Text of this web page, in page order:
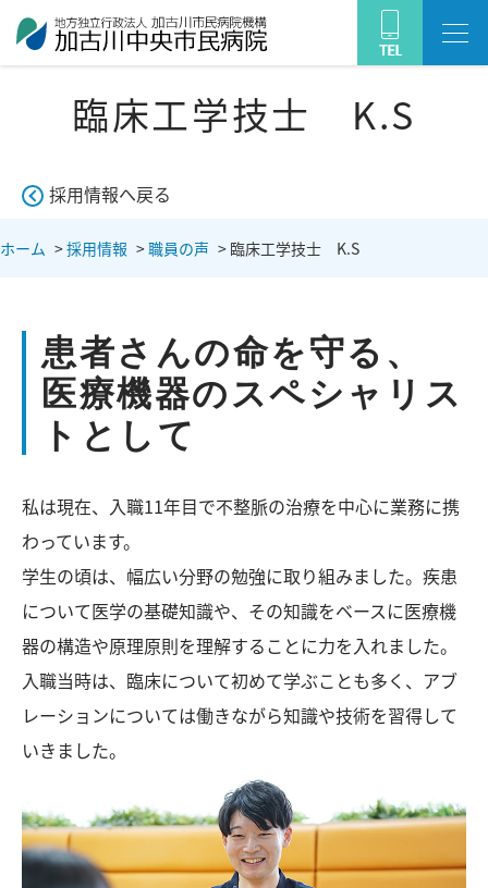
臨床工学技士 K.S
採用情報へ戻る
ホーム >採用情報 >職員の声 > 臨床工学技士 K.S
患者さんの命を守る、
医療機器のスペシャリス
トとして
私は現在、入職11年目で不整脈の治療を中心に業務に携
わっています。
学生の頃は、幅広い分野の勉強に取り組みました。疾患
について医学の基礎知識や、その知識をベースに医療機
器の構造や原理原則を理解することに力を入れました。
入職当時は、臨床について初めて学ぶことも多く、アブ
レーションについては働きながら知識や技術を習得して
いきました。